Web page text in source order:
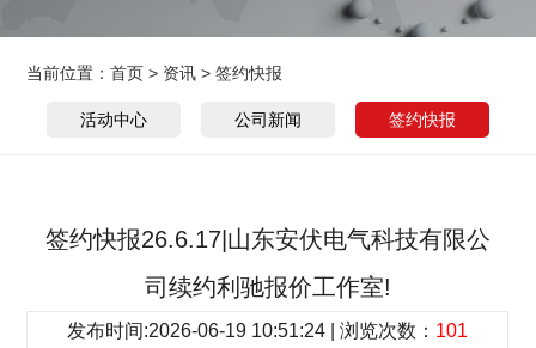
当前位置：首页 > 资讯 >签约快报
活动中心 公司新闻 签约快报
签约快报26.6.17|山东安伏电气科技有限公
司续约利驰报价工作室!
发布时间:2026-06-19 10:51:24 | 浏览次数： 101